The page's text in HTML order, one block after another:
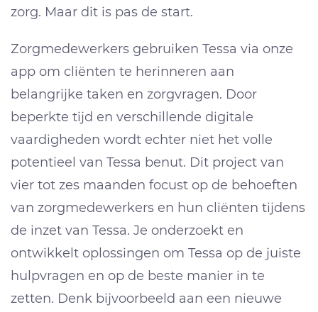
zorg. Maar dit is pas de start.
Zorgmedewerkers gebruiken Tessa via onze
app om cliënten te herinneren aan
belangrijke taken en zorgvragen. Door
beperkte tijd en verschillende digitale
vaardigheden wordt echter niet het volle
potentieel van Tessa benut. Dit project van
vier tot zes maanden focust op de behoeften
van zorgmedewerkers en hun cliënten tijdens
de inzet van Tessa. Je onderzoekt en
ontwikkelt oplossingen om Tessa op de juiste
hulpvragen en op de beste manier in te
zetten. Denk bijvoorbeeld aan een nieuwe